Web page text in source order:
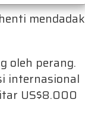
mendadak
oleh perang.
internasional
US$8.000